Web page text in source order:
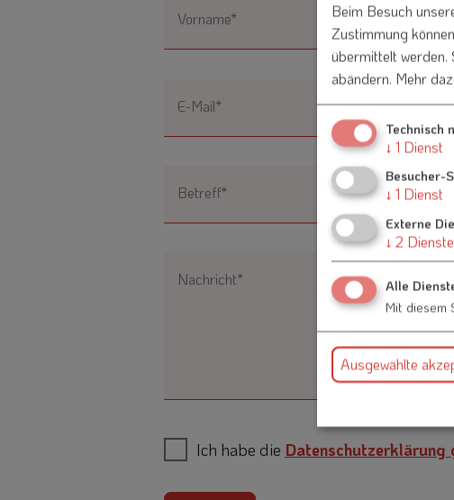
Vorname*
E-Mail*
Betreff*
Nachricht*
Ich habe die Datenschutzerklärung
Beim Besuch
Zustimmung
übermittelt werden.
abändern. Mehr
Technisch
↓ 1 Dienst
Besucher-
↓ 1 Dienst
Externe
↓ 2 Dienste
Alle
Mit diesem
Ausgewählte